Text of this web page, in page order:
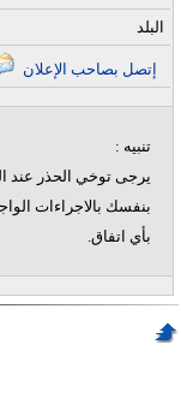
البلد
تنبيه :
يرجى توخي الحذر عند
بنفسك بالاجراءات
بأي اتفاق.